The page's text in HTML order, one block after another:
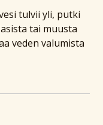
tulvii yli, putki
tai muusta
veden valumista